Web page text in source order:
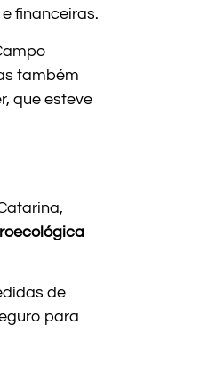
financeiras.
também
que esteve
de
para